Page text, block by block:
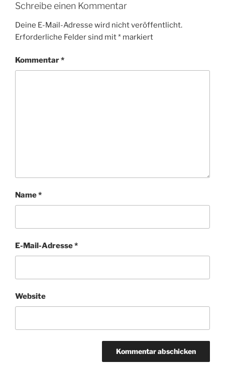
Schreibe einen Kommentar
Deine E-Mail-Adresse wird nicht veröffentlicht.
Erforderliche Felder sind mit* markiert
Kommentar*
Name*
E-Mail-Adresse*
Website